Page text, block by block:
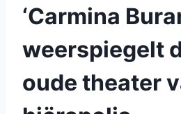
‘Carmina
weerspiegelt
oude theater